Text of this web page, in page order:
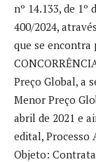
nº 14.133, de
400/2024,
que se encontra
Preço Global, a
Menor Preço
abril de 2021 e
edital, Processo
Objeto: